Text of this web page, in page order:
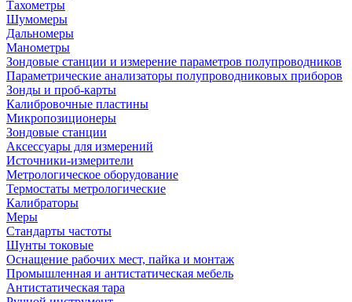
Тахометры
Шумомеры
Дальномеры
Манометры
Зондовые станции и измерение параметров полупроводников
Параметрические анализаторы полупроводниковых приборов
Зонды и проб-карты
Калибровочные пластины
Микропозиционеры
Зондовые станции
Аксессуары для измерений
Источники-измерители
Метрологическое оборудование
Термостаты метрологические
Калибраторы
Меры
Стандарты частоты
Шунты токовые
Оснащение рабочих мест, пайка и монтаж
Промышленная и антистатическая мебель
Антистатическая тара